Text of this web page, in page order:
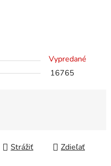
Vypredané
16765
Strážiť Zdieľať